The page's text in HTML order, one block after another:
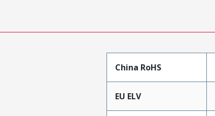
China RoHS
EU ELV